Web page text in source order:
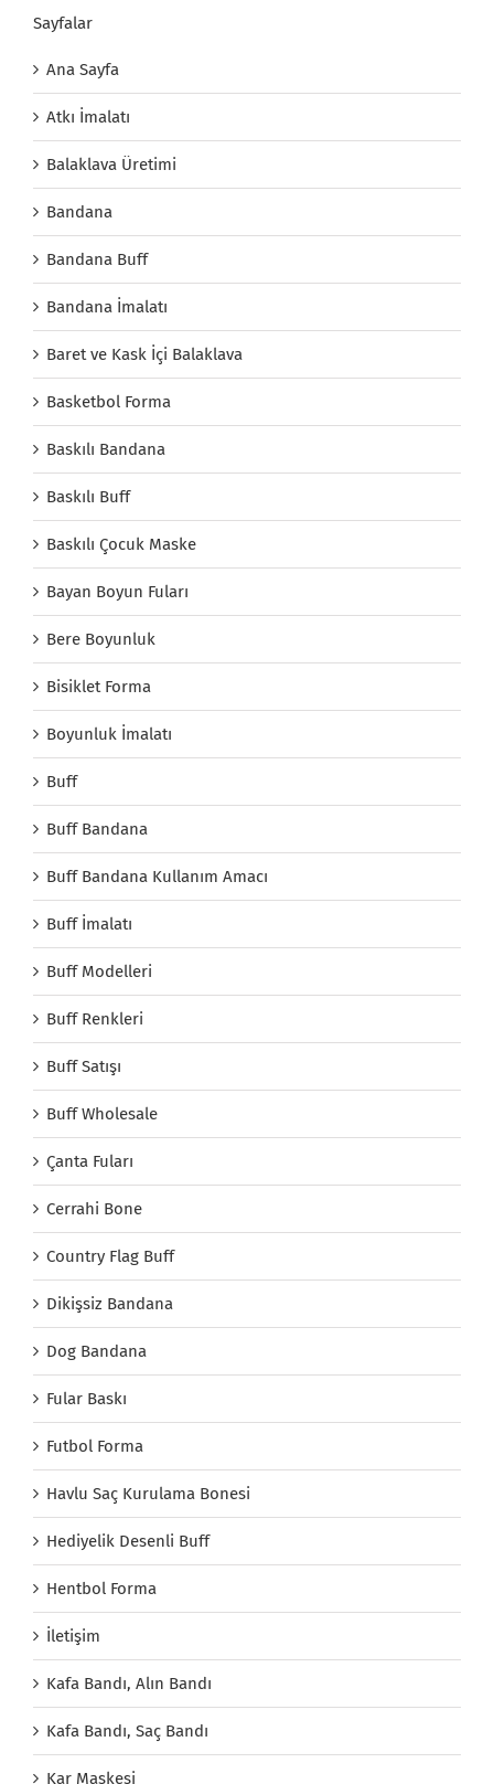
Sayfalar
Ana Sayfa
Atkı İmalatı
Balaklava Üretimi
Bandana
Bandana Buff
Bandana İmalatı
Baret ve Kask İçi Balaklava
Basketbol Forma
Baskılı Bandana
Baskılı Buff
Baskılı Çocuk Maske
Bayan Boyun Fuları
Bere Boyunluk
Bisiklet Forma
Boyunluk İmalatı
Buff
Buff Bandana
Buff Bandana Kullanım Amacı
Buff İmalatı
Buff Modelleri
Buff Renkleri
Buff Satışı
Buff Wholesale
Çanta Fuları
Cerrahi Bone
Country Flag Buff
Dikişsiz Bandana
Dog Bandana
Fular Baskı
Futbol Forma
Havlu Saç Kurulama Bonesi
Hediyelik Desenli Buff
Hentbol Forma
İletişim
Kafa Bandı, Alın Bandı
Kafa Bandı, Saç Bandı
Kar Maskesi